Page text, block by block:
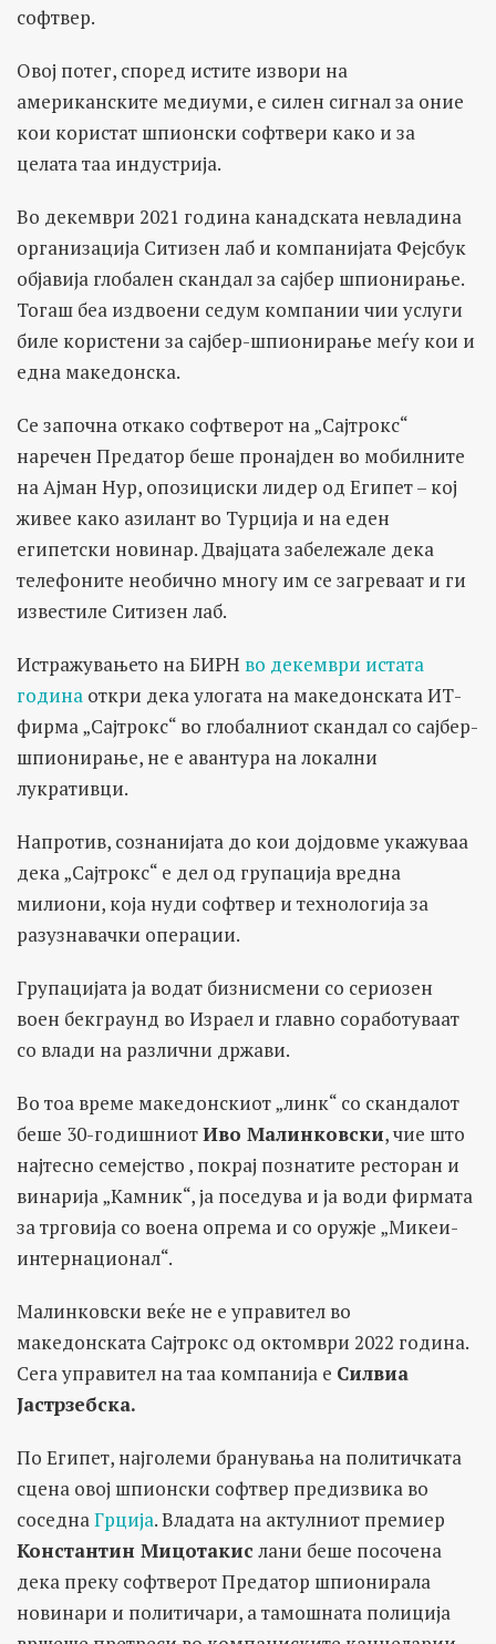
софтвер.
Овој потег, според истите извори на
американските медиуми, е силен сигнал за оние
кои користат шпионски софтвери како и за
целата таа индустрија.
Во декември 2021 година канадската невладина
организација Ситизен лаб и компанијата Фејсбук
објавија глобален скандал за сајбер шпионирање.
Тогаш беа издвоени седум компании чии услуги
биле користени за сајбер-шпионирање меѓу кои и
една македонска.
Се започна откако софтверот на „Сајтрокс“
наречен Предатор беше пронајден во мобилните
на Ајман Нур, опозициски лидер од Египет – кој
живее како азилант во Турција и на еден
египетски новинар. Двајцата забележале дека
телефоните необично многу им се загреваат и ги
известиле Ситизен лаб.
Истражувањето на БИРН во декември истата
година откри дека улогата на македонската ИТ-
фирма „Сајтрокс“ во глобалниот скандал со сајбер-
шпионирање, не е авантура на локални
лукративци.
Напротив, сознанијата до кои дојдовме укажуваа
дека „Сајтрокс“ е дел од групација вредна
милиони, која нуди софтвер и технологија за
разузнавачки операции.
Групацијата ја водат бизнисмени со сериозен
воен бекграунд во Израел и главно соработуваат
со влади на различни држави.
Во тоа време македонскиот „линк“ со скандалот
беше 30-годишниотИво Малинковски, чие што
најтесно семејство , покрај познатите ресторан и
винарија „Камник“, ја поседува и ја води фирмата
за трговија со воена опрема и со оружје „Микеи-
интернационал“.
Малинковски веќе не е управител во
македонската Сајтрокс од октомври 2022 година.
Сега управител на таа компанија е Силвиа
Јастрзебска.
По Египет, најголеми бранувања на политичката
сцена овој шпионски софтвер предизвика во
соседнаГрција. Владата на актулниот премиер
Константин Мицотакис лани беше посочена
дека преку софтверот Предатор шпионирала
новинари и политичари, а тамошната полиција